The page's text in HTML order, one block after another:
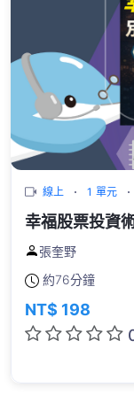
線上 1 單元
幸福股票投資
張奎野
約76分鐘
NT$ 198